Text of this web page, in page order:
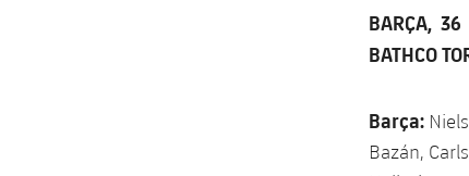
BARÇA, 36
BATHCO
Barça:
Bazán,